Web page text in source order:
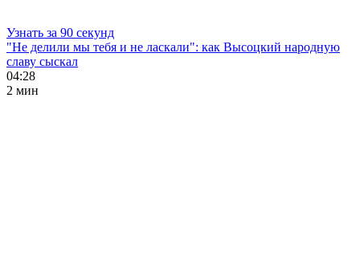
Узнать за 90 секунд
"Не делили мы тебя и не ласкали": как Высоцкий народную
славу сыскал
04:28
2 мин